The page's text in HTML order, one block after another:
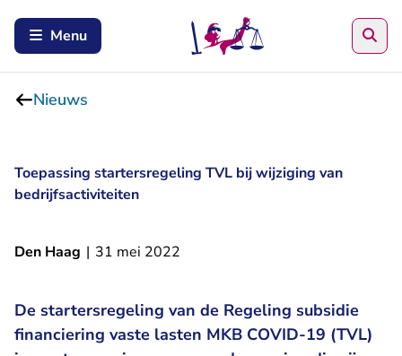
Menu
Nieuws
Toepassing startersregeling TVL bij wijziging van
bedrijfsactiviteiten
Den Haag | 31 mei 2022
De startersregeling van de Regeling subsidie
financiering vaste lasten MKB COVID-19 (TVL)